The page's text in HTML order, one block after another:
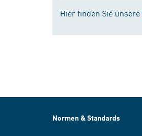
Hier finden Sie unsere
Normen & Standards